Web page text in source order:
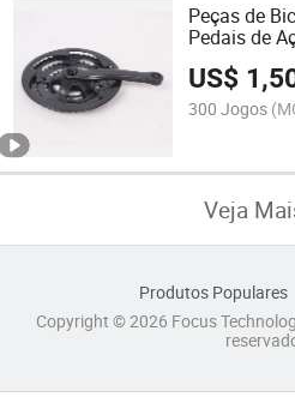
Peças de
Pedais de
42t (9527)
US$
300 Jogos
Veja
Produtos Populares
Copyright © 2026 Focus